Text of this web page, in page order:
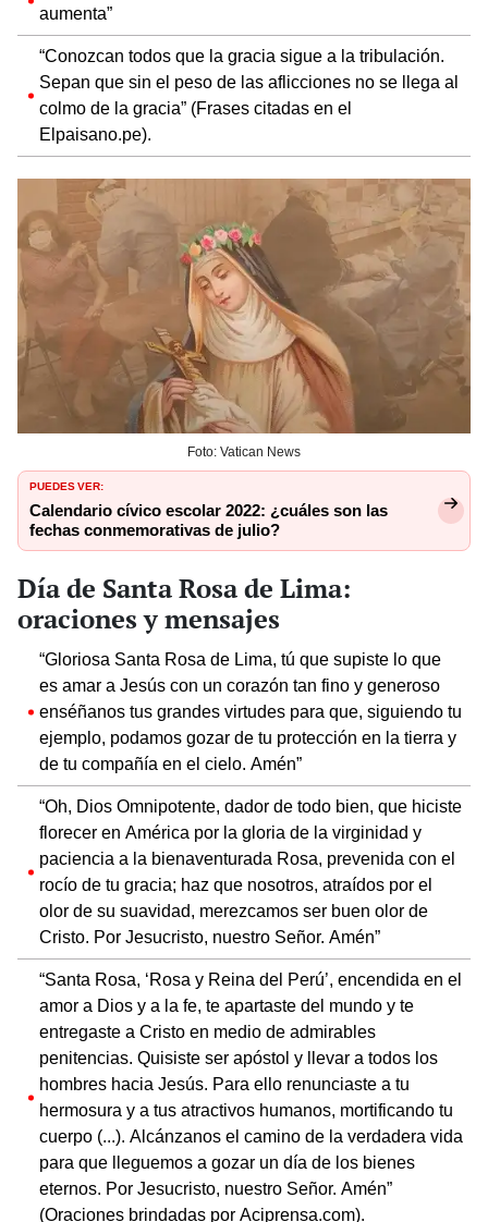
aumenta”
“Conozcan todos que la gracia sigue a la tribulación.
Sepan que sin el peso de las aflicciones no se llega al
colmo de la gracia” (Frases citadas en el
Elpaisano.pe).
Foto: Vatican News
PUEDES VER:
Calendario cívico escolar 2022: ¿cuáles son las
fechas conmemorativas de julio?
Día de Santa Rosa de Lima:
oraciones y mensajes
“Gloriosa Santa Rosa de Lima, tú que supiste lo que
es amar a Jesús con un corazón tan fino y generoso
enséñanos tus grandes virtudes para que, siguiendo tu
ejemplo, podamos gozar de tu protección en la tierra y
de tu compañía en el cielo. Amén”
“Oh, Dios Omnipotente, dador de todo bien, que hiciste
florecer en América por la gloria de la virginidad y
paciencia a la bienaventurada Rosa, prevenida con el
rocío de tu gracia; haz que nosotros, atraídos por el
olor de su suavidad, merezcamos ser buen olor de
Cristo. Por Jesucristo, nuestro Señor. Amén”
“Santa Rosa, ‘Rosa y Reina del Perú’, encendida en el
amor a Dios y a la fe, te apartaste del mundo y te
entregaste a Cristo en medio de admirables
penitencias. Quisiste ser apóstol y llevar a todos los
hombres hacia Jesús. Para ello renunciaste a tu
hermosura y a tus atractivos humanos, mortificando tu
cuerpo (...). Alcánzanos el camino de la verdadera vida
para que lleguemos a gozar un día de los bienes
eternos. Por Jesucristo, nuestro Señor. Amén”
(Oraciones brindadas por Aciprensa.com).